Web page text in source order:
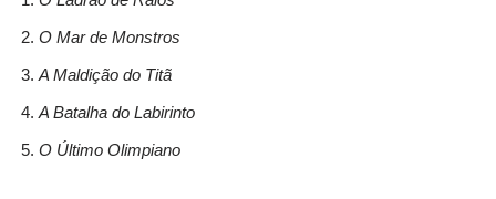
O Mar de Monstros
A Maldição do Titã
A Batalha do Labirinto
O Último Olimpiano